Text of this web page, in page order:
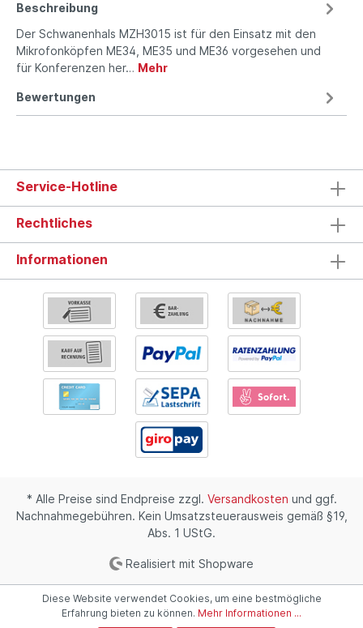
Beschreibung
Der Schwanenhals MZH3015 ist für den Einsatz mit den
Mikrofon­köpfen ME34, ME35 und ME36 vor­gesehen und
für Konferenzen her… Mehr
Bewertungen
Service-Hotline
Rechtliches
Informationen
* Alle Preise sind Endpreise zzgl. Versandkosten und ggf.
Nachnahmegebühren. Kein Umsatzsteuerausweis gemäß §19,
Abs. 1 UStG.
Realisiert mit Shopware
Diese Website verwendet Cookies, um eine bestmögliche
Erfahrung bieten zu können. Mehr Informationen ...